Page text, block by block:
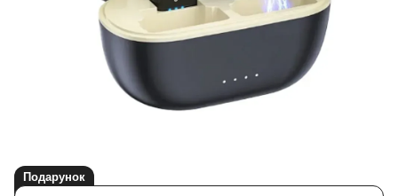
Подарунок